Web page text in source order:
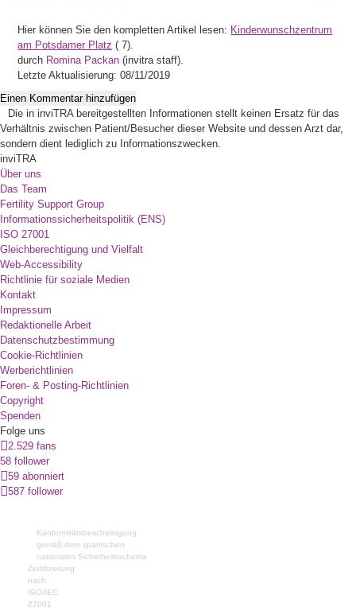
Hier können Sie den kompletten Artikel lesen: Kinderwunschzentrum
am Potsdamer Platz ( 7).
durch Romina Packan (invitra staff).
Letzte Aktualisierung: 08/11/2019
Einen Kommentar hinzufügen
Die in inviTRA bereitgestellten Informationen stellt keinen Ersatz für das
Verhältnis zwischen Patient/Besucher dieser Website und dessen Arzt dar,
sondern dient lediglich zu Informationszwecken.
inviTRA
Über uns
Das Team
Fertility Support Group
Informationssicherheitspolitik (ENS)
ISO 27001
Gleichberechtigung und Vielfalt
Web-Accessibility
Richtlinie für soziale Medien
Kontakt
Impressum
Redaktionelle Arbeit
Datenschutzbestimmung
Cookie-Richtlinien
Werberichtlinien
Foren- & Posting-Richtlinien
Copyright
Spenden
Folge uns
2.529 fans
58 follower
59 abonniert
587 follower
Konformitätsbescheinigung
gemäß dem spanischen
nationalen Sicherheitsschema
Zertifizierung
nach
ISO/IEC
27001